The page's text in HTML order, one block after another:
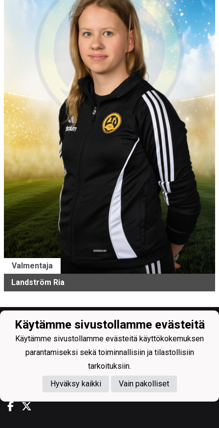
Valmentaja
Landström Ria
Käytämme sivustollamme evästeitä
Käytämme sivustollamme evästeitä käyttökokemuksen
parantamiseksi sekä toiminnallisiin ja tilastollisiin
tarkoituksiin.
Hyväksy kaikki
Vain pakolliset